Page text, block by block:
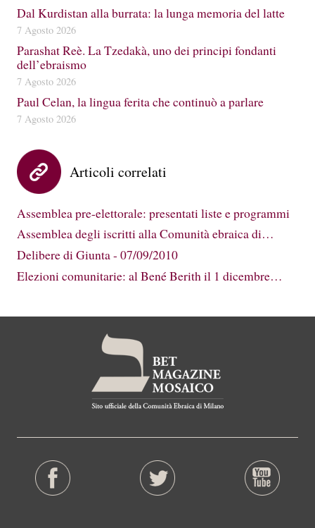
Dal Kurdistan alla burrata: la lunga memoria del latte
7 Agosto 2026
Parashat Reè. La Tzedakà, uno dei principi fondanti
dell’ebraismo
7 Agosto 2026
Paul Celan, la lingua ferita che continuò a parlare
7 Agosto 2026
Articoli correlati
Assemblea pre-elettorale: presentati liste e programmi
Assemblea degli iscritti alla Comunità ebraica di…
Delibere di Giunta - 07/09/2010
Elezioni comunitarie: al Bené Berith il 1 dicembre…